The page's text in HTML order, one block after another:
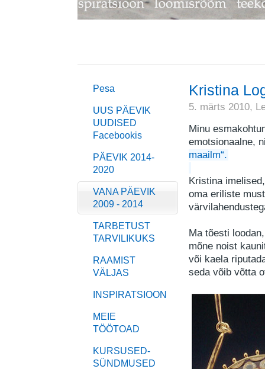
Pesa
UUS PÄEVIK
UUDISED
Facebookis
PÄEVIK 2014-
2020
VANA PÄEVIK
2009 - 2014
TARBETUST
TARVILIKUKS
RAAMIST
VÄLJAS
INSPIRATSIOON
MEIE
TÖÖTOAD
KURSUSED-
SÜNDMUSED
Kristina
5. märts 2010,
Minu
emotsionaalne,
maailm“.
Kristina
oma eriliste
Ma tõesti
mõne noist
või kaela
seda võib võtta